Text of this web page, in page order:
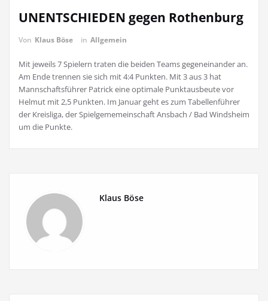
UNENTSCHIEDEN gegen Rothenburg
Von Klaus Böse in Allgemein
Mit jeweils 7 Spielern traten die beiden Teams gegeneinander an.
Am Ende trennen sie sich mit 4:4 Punkten. Mit 3 aus 3 hat
Mannschaftsführer Patrick eine optimale Punktausbeute vor
Helmut mit 2,5 Punkten. Im Januar geht es zum Tabellenführer
der Kreisliga, der Spielgememeinschaft Ansbach / Bad Windsheim
um die Punkte.
Klaus Böse